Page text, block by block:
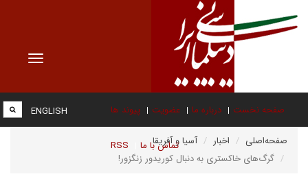
Toggle
صفحه نخست درباره ما عضویت پیوند ها
تماس با ما RSS
ENGLISH
صفحه‌اصلی اخبار
آسیا و آفریقا
گرگ‌های خاکستری به دنبال کوریدور زنگزور!